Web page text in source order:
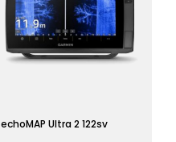
echoMAP Ultra 2 122sv